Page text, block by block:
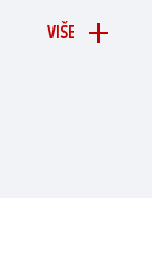
VIŠE